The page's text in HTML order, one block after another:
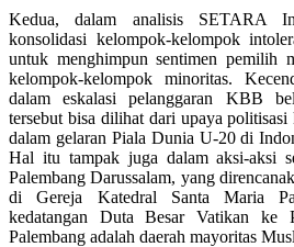
Kedua, dalam analisis SETARA
konsolidasi kelompok-kelompok
untuk menghimpun sentimen pemilih
kelompok-kelompok minoritas.
dalam eskalasi pelanggaran KBB
tersebut bisa dilihat dari upaya politisasi
dalam gelaran Piala Dunia U-20 di
Hal itu tampak juga dalam aksi-aksi
Palembang Darussalam, yang
di Gereja Katedral Santa Maria
kedatangan Duta Besar Vatikan ke
Palembang adalah daerah mayoritas